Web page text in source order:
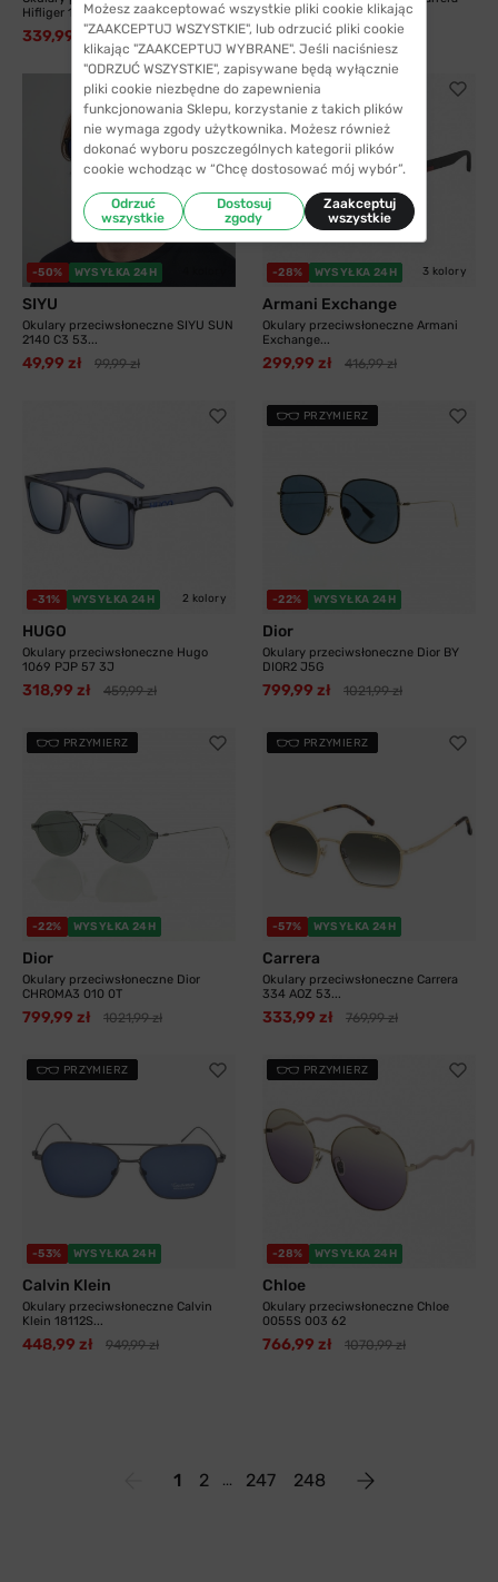
Hifliger 1811...
339,99 zł 538,99 zł
8055 003 58...
325,99 zł 413,99 zł
-50% WYSYŁKA 24H
SIYU
Okulary przeciwsłoneczne SIYU SUN
2140 C3 53...
49,99 zł 99,99 zł
-28% WYSYŁKA 24H 3 kolory
Armani Exchange
Okulary przeciwsłoneczne Armani
Exchange...
299,99 zł 416,99 zł
-31% WYSYŁKA 24H 2 kolory
HUGO
Okulary przeciwsłoneczne Hugo
1069 PJP 57 3J
318,99 zł 459,99 zł
PRZYMIERZ
-22% WYSYŁKA 24H
Dior
Okulary przeciwsłoneczne Dior BY
DIOR2 J5G
799,99 zł 1021,99 zł
PRZYMIERZ
-22% WYSYŁKA 24H
Dior
Okulary przeciwsłoneczne Dior
CHROMA3 010 0T
799,99 zł 1021,99 zł
PRZYMIERZ
-57% WYSYŁKA 24H
Carrera
Okulary przeciwsłoneczne Carrera
334 AOZ 53...
333,99 zł 769,99 zł
PRZYMIERZ
-53% WYSYŁKA 24H
Calvin Klein
Okulary przeciwsłoneczne Calvin
Klein 18112S...
448,99 zł 949,99 zł
PRZYMIERZ
-28% WYSYŁKA 24H
Chloe
Okulary przeciwsłoneczne Chloe
0055S 003 62
766,99 zł 1070,99 zł
1 2 247 248
Możesz zaakceptować wszystkie pliki cookie klikając
"ZAAKCEPTUJ WSZYSTKIE", lub odrzucić pliki cookie
klikając "ZAAKCEPTUJ WYBRANE". Jeśli naciśniesz
"ODRZUĆ WSZYSTKIE", zapisywane będą wyłącznie
pliki cookie niezbędne do zapewnienia
funkcjonowania Sklepu, korzystanie z takich plików
nie wymaga zgody użytkownika. Możesz również
dokonać wyboru poszczególnych kategorii plików
cookie wchodząc w “Chcę dostosować mój wybór”.
Odrzuć
wszystkie
Dostosuj
zgody
Zaakceptuj
wszystkie